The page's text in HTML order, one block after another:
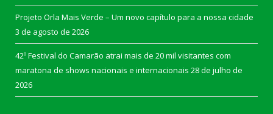
Projeto Orla Mais Verde – Um novo capítulo para a nossa cidade
3 de agosto de 2026
42º Festival do Camarão atrai mais de 20 mil visitantes com
maratona de shows nacionais e internacionais 28 de julho de
2026